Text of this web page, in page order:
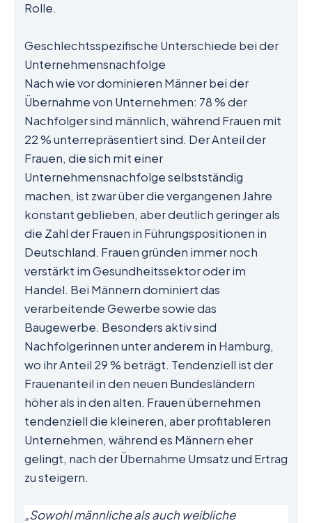
Rolle.
Geschlechtsspezifische Unterschiede bei der
Unternehmensnachfolge
Nach wie vor dominieren Männer bei der
Übernahme von Unternehmen: 78 % der
Nachfolger sind männlich, während Frauen mit
22 % unterrepräsentiert sind. Der Anteil der
Frauen, die sich mit einer
Unternehmensnachfolge selbstständig
machen, ist zwar über die vergangenen Jahre
konstant geblieben, aber deutlich geringer als
die Zahl der Frauen in Führungspositionen in
Deutschland. Frauen gründen immer noch
verstärkt im Gesundheitssektor oder im
Handel. Bei Männern dominiert das
verarbeitende Gewerbe sowie das
Baugewerbe. Besonders aktiv sind
Nachfolgerinnen unter anderem in Hamburg,
wo ihr Anteil 29 % beträgt. Tendenziell ist der
Frauenanteil in den neuen Bundesländern
höher als in den alten. Frauen übernehmen
tendenziell die kleineren, aber profitableren
Unternehmen, während es Männern eher
gelingt, nach der Übernahme Umsatz und Ertrag
zu steigern.
„Sowohl männliche als auch weibliche